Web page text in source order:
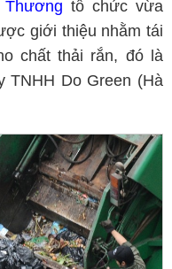
tổ chức vừa
giới thiệu nhằm tái
chất thải rắn, đó là
TNHH Do Green (Hà